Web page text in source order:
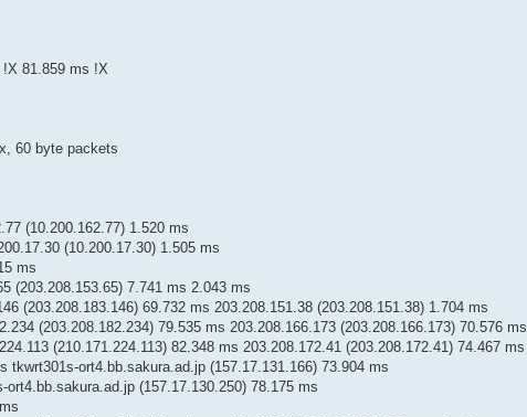
!X 81.859 ms !X
60 byte packets
(10.200.162.77) 1.520 ms
(10.200.17.30) 1.505 ms
ms
(203.208.153.65) 7.741 ms 2.043 ms
(203.208.183.146) 69.732 ms 203.208.151.38 (203.208.151.38) 1.704 ms
(203.208.182.234) 79.535 ms 203.208.166.173 (203.208.166.173) 70.576 ms
(210.171.224.113) 82.348 ms 203.208.172.41 (203.208.172.41) 74.467 ms
tkwrt301s-ort4.bb.sakura.ad.jp (157.17.131.166) 73.904 ms
(157.17.130.250) 78.175 ms